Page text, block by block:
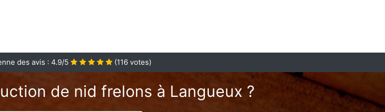
des avis : 4.9/5 (116 votes)
de nid frelons à Langueux ?